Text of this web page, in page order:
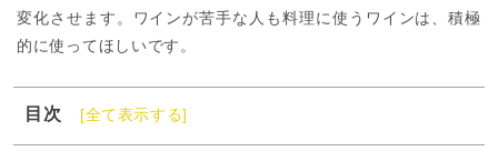
変化させます。ワインが苦手な人も料理に使うワインは、積極
的に使ってほしいです。
目次
[全て表示する]
1
料理に合う白ワインの特徴